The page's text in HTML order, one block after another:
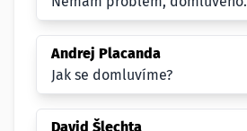
Andrej Placanda
Jak se domluvíme?
David Šlechta